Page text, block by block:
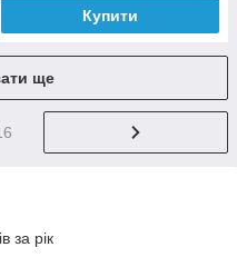
Купити
ще
за рік